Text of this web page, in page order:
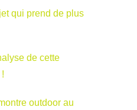
qui prend de plus
de cette
outdoor au